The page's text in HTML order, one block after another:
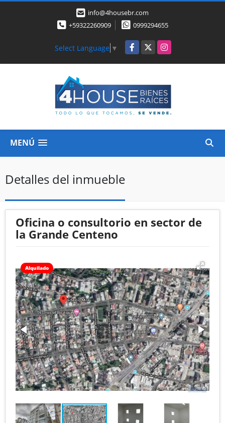
info@4housebr.com
+59322260909
0999294655
Select Language ▼ Facebook
X Instagram
MENÚ
Detalles del inmueble
Oficina o consultorio en sector de
la Grande Centeno
Alquilado